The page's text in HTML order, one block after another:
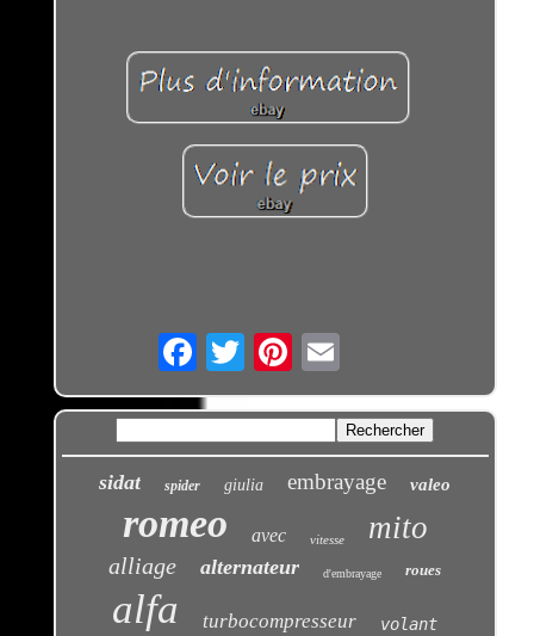
Email
sidat spider giulia embrayage valeo
romeo avec vitesse mito
alliage alternateur d'embrayage roues
alfa turbocompresseur volant